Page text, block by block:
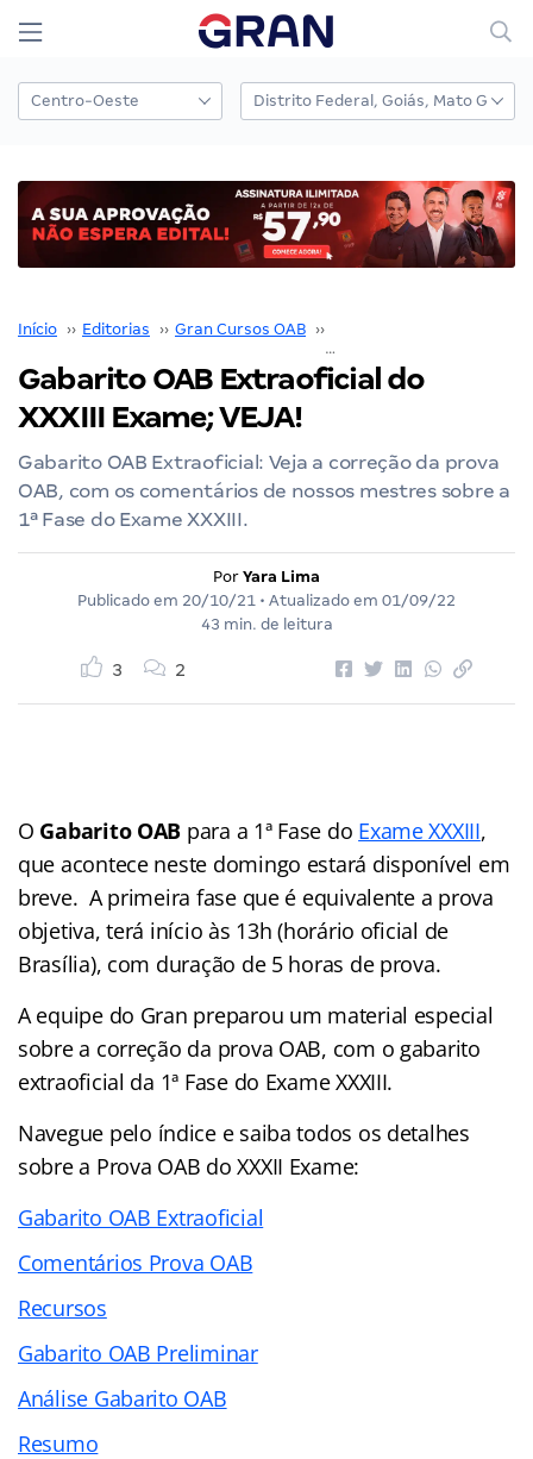
Início ›› Editorias ›› Gran Cursos OAB ››
Gabarito OAB Extraoficial do
XXXIII Exame; VEJA!
Gabarito OAB Extraoficial: Veja a correção da prova
OAB, com os comentários de nossos mestres sobre a
1ª Fase do Exame XXXIII.
Por Yara Lima
Publicado em 20/10/21 • Atualizado em 01/09/22
43 min. de leitura
3 2
O Gabarito OAB para a 1ª Fase do Exame XXXIII,
que acontece neste domingo estará disponível em
breve. A primeira fase que é equivalente a prova
objetiva, terá início às 13h (horário oficial de
Brasília), com duração de 5 horas de prova.
A equipe do Gran preparou um material especial
sobre a correção da prova OAB, com o gabarito
extraoficial da 1ª Fase do Exame XXXIII.
Navegue pelo índicee saiba todos os detalhes
sobre a Prova OAB do XXXII Exame:
Gabarito OAB Extraoficial
Comentários Prova OAB
Recursos
Gabarito OAB Preliminar
Análise Gabarito OAB
Resumo